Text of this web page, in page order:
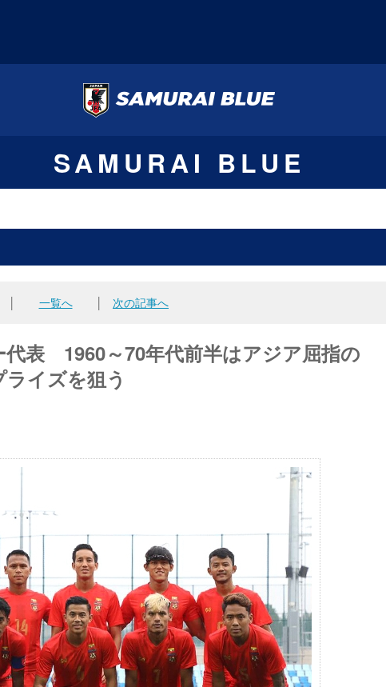
SAMURAI BLUE
一覧へ 次の記事へ
表 1960～70年代前半はアジア屈指の
イズを狙う